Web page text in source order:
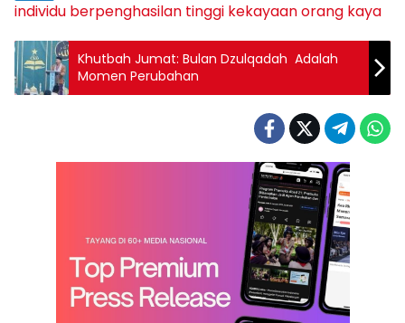
individu berpenghasilan tinggi kekayaanorang kaya
Khutbah Jumat: Bulan Dzulqadah Adalah
Momen Perubahan